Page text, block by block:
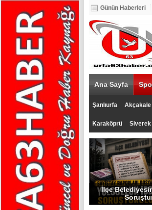
Günün Haberleri
Ana Sayfa
Şanlıurfa Akçakale
Karaköprü Siverek
İlçe